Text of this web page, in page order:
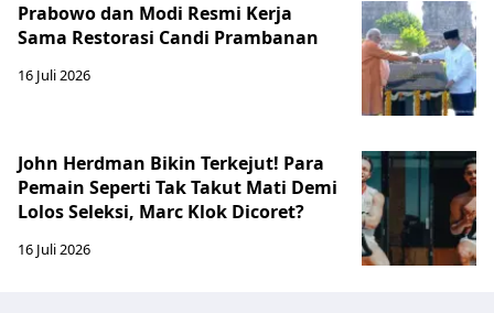
Prabowo dan Modi Resmi Kerja
Sama Restorasi Candi Prambanan
16 Juli 2026
John Herdman Bikin Terkejut! Para
Pemain Seperti Tak Takut Mati Demi
Lolos Seleksi, Marc Klok Dicoret?
16 Juli 2026